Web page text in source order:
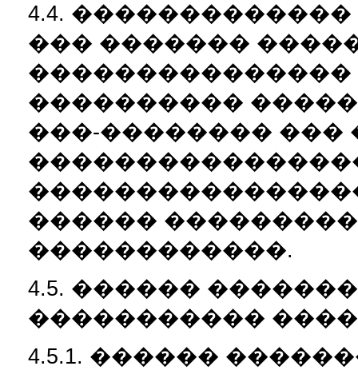
4.4.
��� �������
����������
���-�������� ���
������
������������.
4.5. ������
�����������
4.5.1. ������